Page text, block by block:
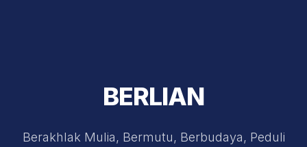
BERLIAN
Berakhlak Mulia, Bermutu, Berbudaya, Peduli